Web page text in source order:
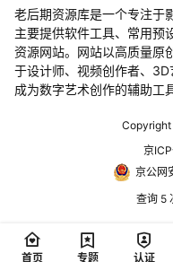
老后期资源库是一个专注于
主要提供软件工具、常用预
资源网站。网站以高质量原
于设计师、视频创作者、
成为数字艺术创作的辅助工
京
京公网
查询 5
首页 专题 认证